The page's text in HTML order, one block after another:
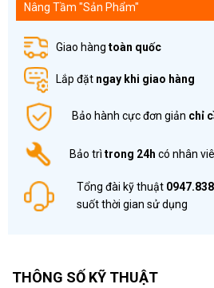
Nâng Tầm "Sản Phẩm"
Giao hàng toàn quốc
Lắp đặt ngay khi giao hàng
Bảo hành cực đơn giản chỉ
Bảo trì trong 24h có nhân
Tổng đài kỹ thuật
suốt thời gian sử dụng
THÔNG SỐ KỸ THUẬT